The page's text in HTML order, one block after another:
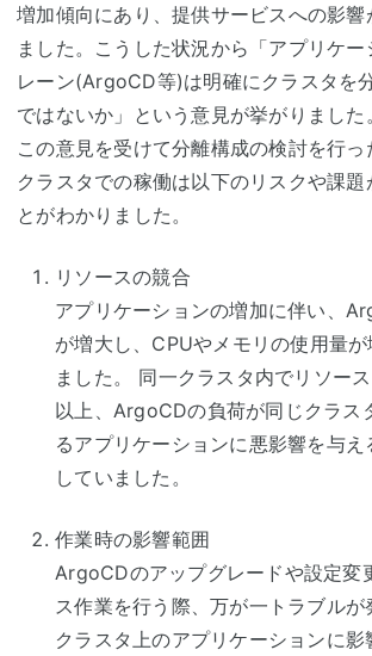
増加傾向にあり、提供サービスへの影響
ました。こうした状況から「アプリケ
レーン(ArgoCD等)は明確にクラスタを
ではないか」という意見が挙がりました。
この意見を受けて分離構成の検討を行っ
クラスタでの稼働は以下のリスクや課題
とがわかりました。
リソースの競合
アプリケーションの増加に伴い、
が増大し、CPUやメモリの使用量が
ました。 同一クラスタ内でリソー
以上、ArgoCDの負荷が同じクラス
るアプリケーションに悪影響を与え
していました。
作業時の影響範囲
ArgoCDのアップグレードや設定変
ス作業を行う際、万が一トラブルが
クラスタ上のアプリケーションに影